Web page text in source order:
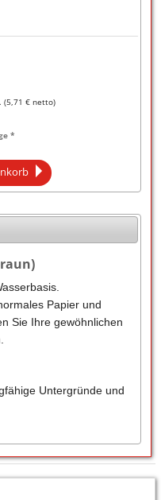
(5,71 € netto)
*
Papier und
Sie Ihre gewöhnlichen
Untergründe und